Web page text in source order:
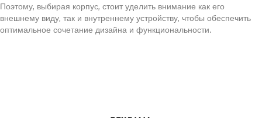
Поэтому, выбирая корпус, стоит уделить внимание как его
внешнему виду, так и внутреннему устройству, чтобы обеспечить
оптимальное сочетание дизайна и функциональности.